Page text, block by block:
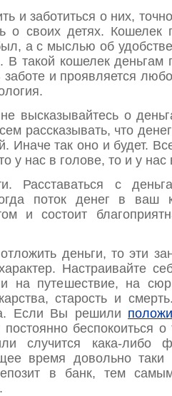
и заботиться о них,
о своих детях. Кошелек
а с мыслью об
такой кошелек деньгам
и проявляется
высказывайтесь о
рассказывать, что
Иначе так оно и будет.
у нас в голове, то и у нас
Расставаться с
поток денег в ваш
и состоит
деньги, то эти
Настраивайте
на путешествие, на
старость и
Если Вы решили
беспокоиться о
случится кака-либо
время довольно
в банк, тем